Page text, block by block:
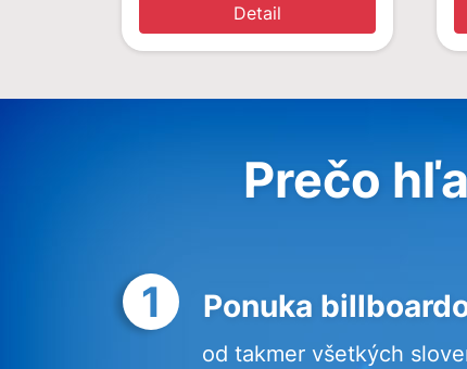
Detail
Prečo
1 Ponuka
od takmer všetkých